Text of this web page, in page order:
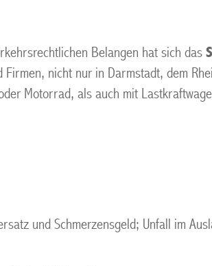
Belangen hat sich das
nicht nur in Darmstadt, dem
Motorrad, als auch mit
und Schmerzensgeld; Unfall im